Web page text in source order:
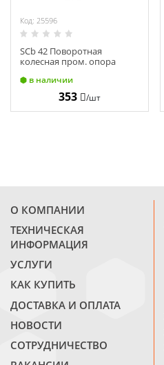
Код: 25596
SСb 42 Поворотная
колесная пром. опора
100 мм 70 кг
в наличии
353 /шт
О КОМПАНИИ
ТЕХНИЧЕСКАЯ
ИНФОРМАЦИЯ
УСЛУГИ
КАК КУПИТЬ
ДОСТАВКА И ОПЛАТА
НОВОСТИ
СОТРУДНИЧЕСТВО